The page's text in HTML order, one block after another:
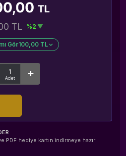
TL
TL %2
Gör100,00 TL
PDF hediye kartın indirmeye hazır